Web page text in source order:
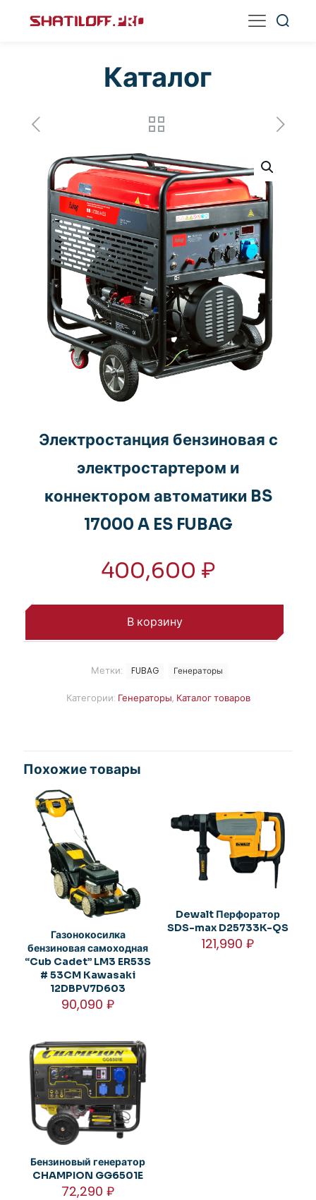
Каталог
Электростанция бензиновая с
электростартером и
коннектором автоматики BS
17000 A ES FUBAG
400,600 ₽
В корзину
Категории: Генераторы, Каталог товаров
Метки: FUBAG Генераторы
Похожие товары
Газонокосилка
бензиновая самоходная
“Cub Cadet” LM3 ER53S
# 53CM Kawasaki
12DBPV7D603
90,090₽
Dewalt Перфоратор
SDS-max D25733K-QS
121,990₽
Бензиновый генератор
CHAMPION GG6501E
72,290₽